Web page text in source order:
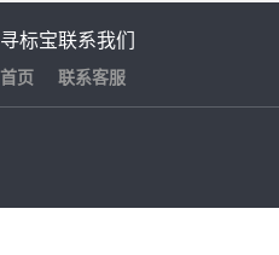
寻标宝
首页
联系我们
联系客服